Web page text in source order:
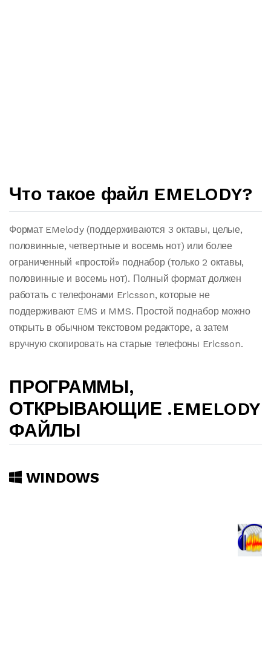
Что такое файл EMELODY?
Формат EMelody (поддерживаются 3 октавы, целые,
половинные, четвертные и восемь нот) или более
ограниченный «простой» поднабор (только 2 октавы,
половинные и восемь нот). Полный формат должен
работать с телефонами Ericsson, которые не
поддерживают EMS и MMS. Простой поднабор можно
открыть в обычном текстовом редакторе, а затем
вручную скопировать на старые телефоны Ericsson.
ПРОГРАММЫ,
ОТКРЫВАЮЩИЕ .EMELODY
ФАЙЛЫ
WINDOWS